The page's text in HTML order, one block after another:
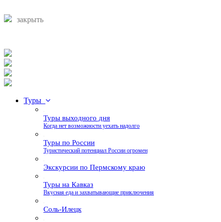
закрыть
Туры
Туры выходного дня
Когда нет возможности уехать надолго
Туры по России
Туристический потенциал России огромен
Экскурсии по Пермскому краю
Туры на Кавказ
Вкусная еда и захватывающие приключения
Соль-Илецк